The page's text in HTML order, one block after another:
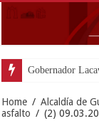
Gobernador
Home / Alcaldía de
asfalto / (2)